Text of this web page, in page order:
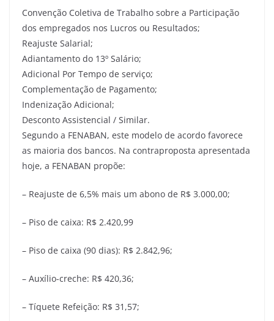
Convenção Coletiva de Trabalho sobre a Participação
dos empregados nos Lucros ou Resultados;
Reajuste Salarial;
Adiantamento do 13º Salário;
Adicional Por Tempo de serviço;
Complementação de Pagamento;
Indenização Adicional;
Desconto Assistencial / Similar.
Segundo a FENABAN, este modelo de acordo favorece
as maioria dos bancos. Na contraproposta apresentada
hoje, a FENABAN propõe:
– Reajuste de 6,5% mais um abono de R$ 3.000,00;
– Piso de caixa: R$ 2.420,99
– Piso de caixa (90 dias): R$ 2.842,96;
– Auxílio-creche: R$ 420,36;
– Tíquete Refeição: R$ 31,57;